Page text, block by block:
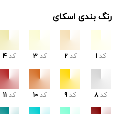
رنگ بندی اسکای
کد 1 کد 2 کد 3 کد 4
کد 8 کد 9 کد 10 کد 11